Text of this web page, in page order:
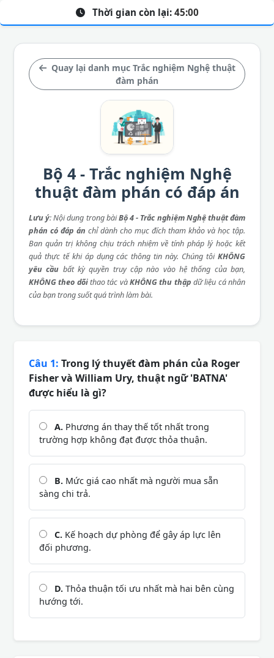
Quay lại danh mục Trắc nghiệm Nghệ thuật
đàm phán
Bộ 4 - Trắc nghiệm Nghệ
thuật đàm phán có đáp án
Lưu ý: Nội dung trong bàiBộ 4 - Trắc nghiệm Nghệ thuật đàm
phán có đáp án chỉ dành cho mục đích tham khảo và học tập.
Ban quản trị không chịu trách nhiệm về tính pháp lý hoặc kết
quả thực tế khi áp dụng các thông tin này. Chúng tôi KHÔNG
yêu cầu bất kỳ quyền truy cập nào vào hệ thống của bạn,
KHÔNG theo dõithao tác vàKHÔNG thu thập dữ liệu cá nhân
của bạn trong suốt quá trình làm bài.
Thời gian còn lại: 45:00
Câu 1: Trong lý thuyết đàm phán của Roger
Fisher và William Ury, thuật ngữ 'BATNA'
được hiểu là gì?
A. Phương án thay thế tốt nhất trong
trường hợp không đạt được thỏa thuận.
B. Mức giá cao nhất mà người mua sẵn
sàng chi trả.
C. Kế hoạch dự phòng để gây áp lực lên
đối phương.
D. Thỏa thuận tối ưu nhất mà hai bên cùng
hướng tới.